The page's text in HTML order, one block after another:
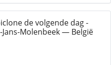
de volgende dag -
Molenbeek — België